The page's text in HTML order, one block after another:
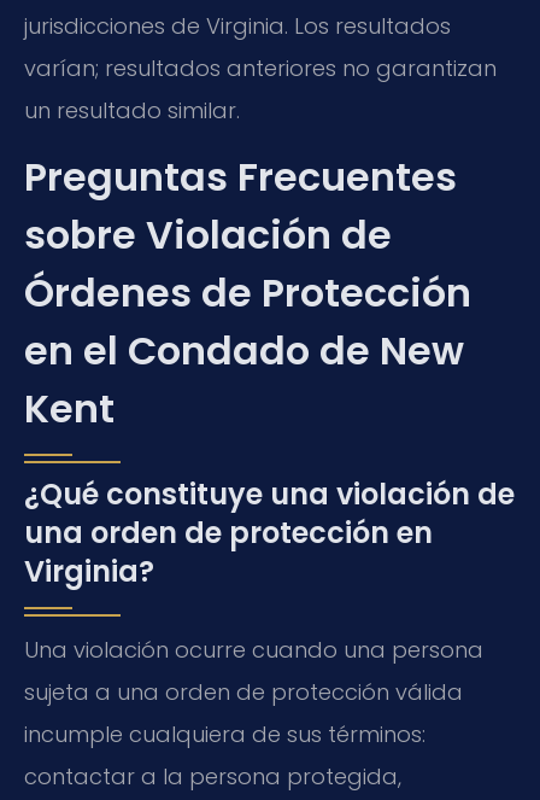
jurisdicciones de Virginia. Los resultados
varían; resultados anteriores no garantizan
un resultado similar.
Preguntas Frecuentes
sobre Violación de
Órdenes de Protección
en el Condado de New
Kent
¿Qué constituye una violación de
una orden de protección en
Virginia?
Una violación ocurre cuando una persona
sujeta a una orden de protección válida
incumple cualquiera de sus términos:
contactar a la persona protegida,